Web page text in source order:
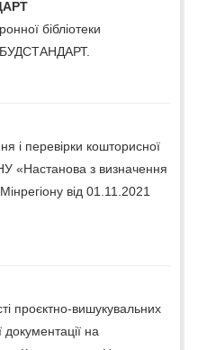
бібліотеки
БУДСТАНДАРТ.
і перевірки кошторисної
«Настанова з визначення
від 01.11.2021
проєктно-вишукувальних
документації на